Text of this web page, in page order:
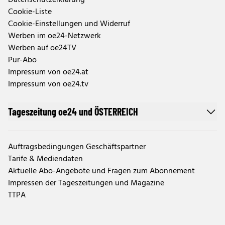
Cookie-Liste
Cookie-Einstellungen und Widerruf
Werben im oe24-Netzwerk
Werben auf oe24TV
Pur-Abo
Impressum von oe24.at
Impressum von oe24.tv
Tageszeitung oe24 und ÖSTERREICH
Auftragsbedingungen Geschäftspartner
Tarife & Mediendaten
Aktuelle Abo-Angebote und Fragen zum Abonnement
Impressen der Tageszeitungen und Magazine
TTPA